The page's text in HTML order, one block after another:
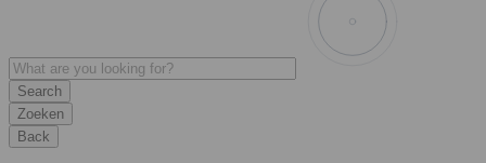
Zoeken
Back